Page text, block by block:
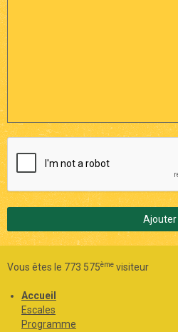
Ajouter
Vous êtes le 773 575ème visiteur
Accueil
Escales
Programme